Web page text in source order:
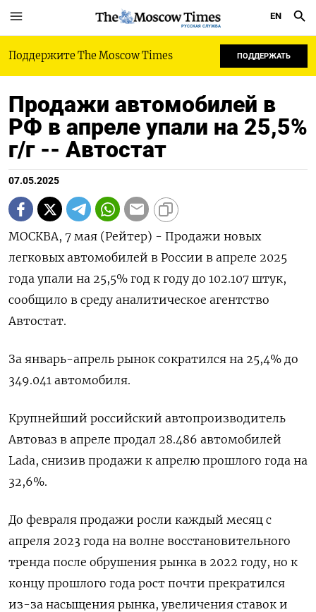
РУССКАЯ СЛУЖБА
EN
Поддержите The Moscow Times ПОДДЕРЖАТЬ
Продажи автомобилей в
РФ в апреле упали на 25,5%
г/г -- Автостат
07.05.2025
МОСКВА, 7 мая (Рейтер) - Продажи новых
легковых автомобилей в России в апреле 2025
года упали на 25,5% год к году до 102.107 штук,
сообщило в среду аналитическое агентство
Автостат.
За январь-апрель рынок сократился на 25,4% до
349.041 автомобиля.
Крупнейший российский автопроизводитель
Автоваз в апреле продал 28.486 автомобилей
Lada, снизив продажи к апрелю прошлого года на
32,6%.
До февраля продажи росли каждый месяц с
апреля 2023 года на волне восстановительного
тренда после обрушения рынка в 2022 году, но к
концу прошлого года рост почти прекратился
из-за насыщения рынка, увеличения ставок и